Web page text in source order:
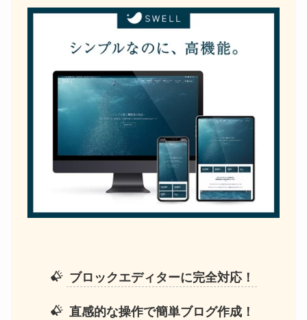
ブロックエディターに完全対応！
直感的な操作で簡単ブログ作成！